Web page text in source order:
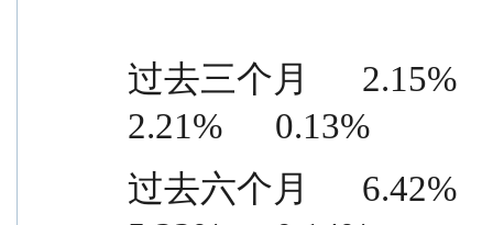
过去三个月      2.15%
2.21%      0.13%
过去六个月      6.42%